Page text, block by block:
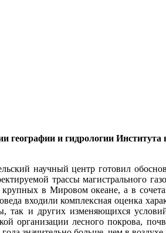
географии и гидрологии
научный центр готовил
трассы магистрального
крупных в Мировом океане, а в
входили комплексная оценка
так и других изменяющихся
организации лесного покрова,